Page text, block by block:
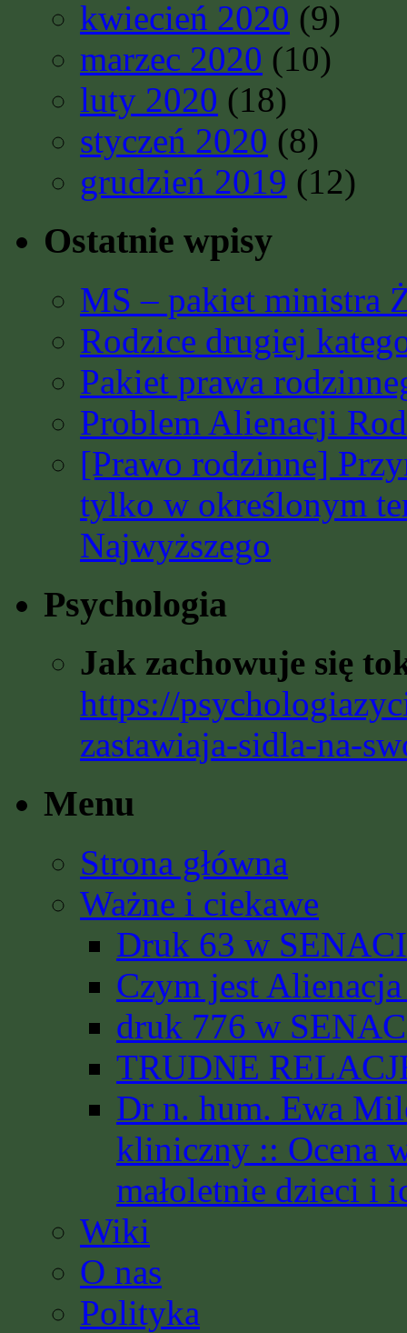
kwiecień 2020 (9)
marzec 2020 (10)
luty 2020 (18)
styczeń 2020 (8)
grudzień 2019 (12)
Ostatnie wpisy
MS – pakiet ministra
Rodzice drugiej
Pakiet prawa
Problem Alienacji
[Prawo rodzinne]
tylko w określonym
Najwyższego
Psychologia
Jak zachowuje się
https://
zastawiaja-sidla-na-
Menu
Strona główna
Ważne i ciekawe
Druk 63 w
Czym jest
druk 776 w
TRUDNE
Dr n. hum. Ewa
kliniczny :: Ocena
małoletnie dzieci i
Wiki
O nas
Polityka